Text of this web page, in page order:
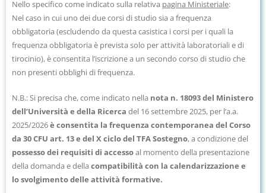
Nello specifico come indicato sulla relativa pagina Ministeriale:
Nel caso in cui uno dei due corsi di studio sia a frequenza
obbligatoria (escludendo da questa casistica i corsi per i quali la
frequenza obbligatoria è prevista solo per attività laboratoriali e di
tirocinio), è consentita l’iscrizione a un secondo corso di studio che
non presenti obblighi di frequenza.
N.B.: Si precisa che, come indicato nella nota n. 18093 del Ministero
dell’Università e della Ricerca del 16 settembre 2025, per l’a.a.
2025/2026è consentita la frequenza contemporanea del Corso
da 30 CFU art. 13 e del X ciclo del TFA Sostegno, a condizione del
possesso dei requisiti di accessoal momento della presentazione
della domanda e della compatibilità con la calendarizzazione e
lo svolgimento delle attività formative.